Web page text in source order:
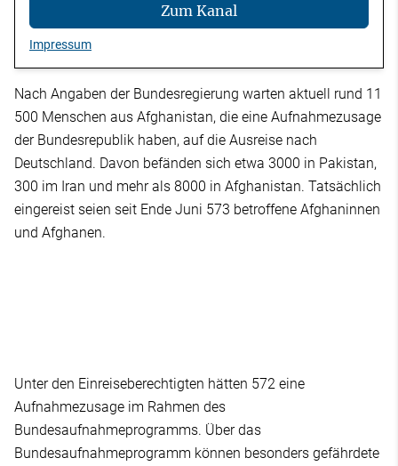
Zum Kanal
Impressum
Nach Angaben der Bundesregierung warten aktuell rund 11
500 Menschen aus Afghanistan, die eine Aufnahmezusage
der Bundesrepublik haben, auf die Ausreise nach
Deutschland. Davon befänden sich etwa 3000 in Pakistan,
300 im Iran und mehr als 8000 in Afghanistan. Tatsächlich
eingereist seien seit Ende Juni 573 betroffene Afghaninnen
und Afghanen.
Unter den Einreiseberechtigten hätten 572 eine
Aufnahmezusage im Rahmen des
Bundesaufnahmeprogramms. Über das
Bundesaufnahmeprogramm können besonders gefährdete